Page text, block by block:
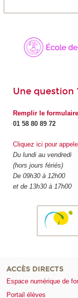
Une question
Remplir le
01 58 80 89 72
Cliquez ici pour
Du lundi au vendredi
(hors jours fériés)
De 09h30 à 12h00
et de 13h30 à 17h00
ACCÈS DIRECTS
Espace numérique de
Portail élèves